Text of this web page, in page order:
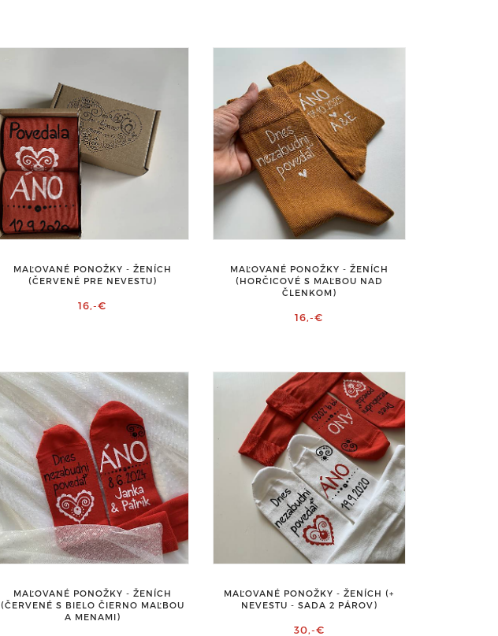
MAĽOVANÉ PONOŽKY - ŽENÍCH
(ČERVENÉ PRE NEVESTU)
16,-€
MAĽOVANÉ PONOŽKY - ŽENÍCH
(HORČICOVÉ S MAĽBOU NAD
ČLENKOM)
16,-€
MAĽOVANÉ PONOŽKY - ŽENÍCH
(ČERVENÉ S BIELO ČIERNO MAĽBOU
A MENAMI)
MAĽOVANÉ PONOŽKY - ŽENÍCH (+
NEVESTU - SADA 2 PÁROV)
30,-€